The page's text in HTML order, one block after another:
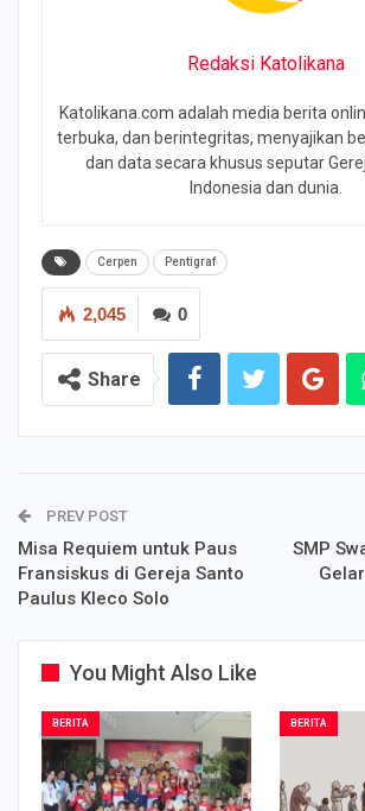
Redaksi Katolikana
Katolikana.com adalah media berita
terbuka, dan berintegritas, menyajikan
dan data secara khusus seputar
Indonesia dan dunia.
Cerpen Pentigraf
0
2,045
Share
PREV POST
Misa Requiem untuk Paus
Fransiskus di Gereja Santo
Paulus Kleco Solo
SMP
You Might Also Like
BERITA BERITA